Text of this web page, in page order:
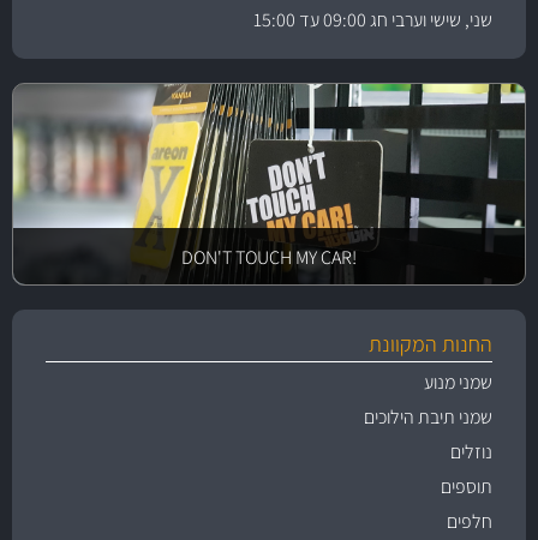
שני, שישי וערבי חג 09:00 עד 15:00
!DON'T TOUCH MY CAR
החנות המקוונת
שמני מנוע
שמני תיבת הילוכים
נוזלים
תוספים
חלפים